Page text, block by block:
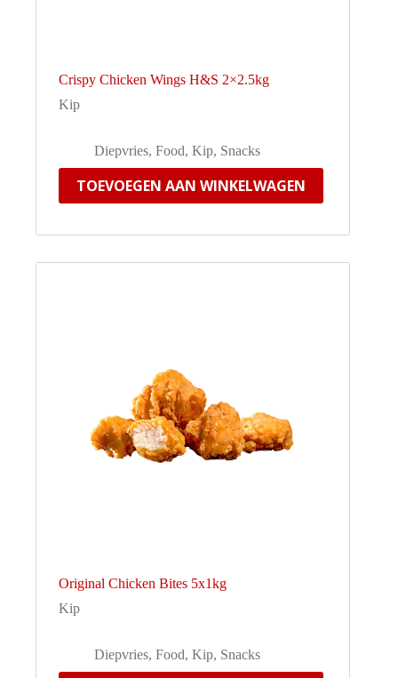
Crispy Chicken Wings H&S 2×2.5kg
Kip
Diepvries, Food, Kip, Snacks
TOEVOEGEN AAN WINKELWAGEN
Original Chicken Bites 5x1kg
Kip
Diepvries, Food, Kip, Snacks